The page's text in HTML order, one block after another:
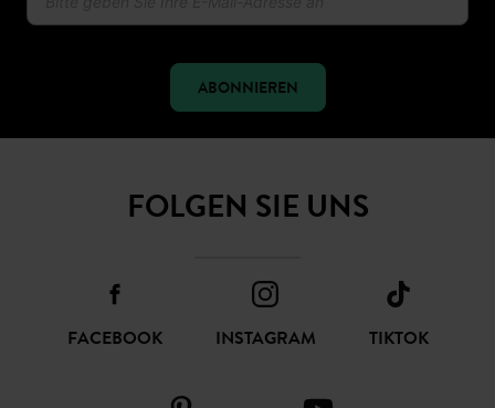
ABONNIEREN
FOLGEN SIE UNS
FACEBOOK INSTAGRAM TIKTOK